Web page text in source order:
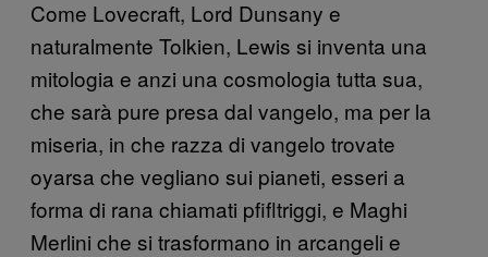
Come Lovecraft, Lord Dunsany e
naturalmente Tolkien, Lewis si inventa una
mitologia e anzi una cosmologia tutta sua,
che sarà pure presa dal vangelo, ma per la
miseria, in che razza di vangelo trovate
oyarsa che vegliano sui pianeti, esseri a
forma di rana chiamati pfifltriggi, e Maghi
Merlini che si trasformano in arcangeli e